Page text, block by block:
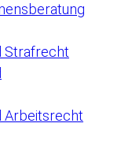
Strafrecht
Arbeitsrecht